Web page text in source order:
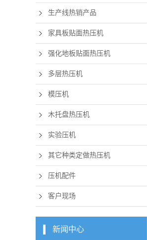
生产线热销产品
家具板贴面热压机
强化地板贴面热压机
多层热压机
模压机
木托盘热压机
实验压机
其它种类定做热压机
压机配件
客户现场
新闻中心